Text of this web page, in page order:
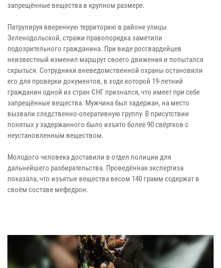
запрещённые вещества в крупном размере.
Патрулируя вверенную территорию в районе улицы
Зеленодольской, стражи правопорядка заметили
подозрительного гражданина. При виде росгвардейцев
неизвестный изменил маршрут своего движения и попытался
скрыться. Сотрудники вневедомственной охраны остановили
его для проверки документов, в ходе которой 19-летний
гражданин одной из стран СНГ признался, что имеет при себе
запрещённые вещества. Мужчина был задержан, на место
вызвали следственно-оперативную группу. В присутствии
понятых у задержанного было изъято более 90 свёртков с
неустановленным веществом.
Молодого человека доставили в отдел полиции для
дальнейшего разбирательства. Проведённая экспертиза
показала, что изъятые вещества весом 140 грамм содержат в
своём составе мефедрон.